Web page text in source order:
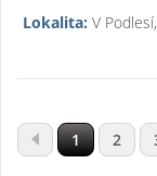
Lokalita: V
1 2